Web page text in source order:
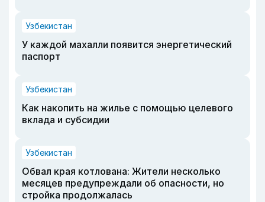
Узбекистан
У каждой махалли появится энергетический
паспорт
Узбекистан
Как накопить на жилье с помощью целевого
вклада и субсидии
Узбекистан
Обвал края котлована: Жители несколько
месяцев предупреждали об опасности, но
стройка продолжалась